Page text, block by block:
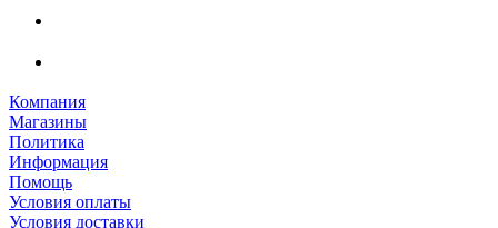
Компания
Магазины
Политика
Информация
Помощь
Условия оплаты
Условия доставки